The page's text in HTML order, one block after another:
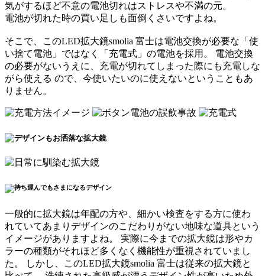
気がするほど不意の電池切れはストレスや不満の元。
電池が切れた時の買い足しも面倒くさいですよね。
そこで、このLED拡大鏡smolia 富士は電池交換が必要な「使
い捨て電池」ではなく「充電式」の電池を採用 。 電池交換
の必要がないうえに、 充電が切れてしまった際にも充電しな
がら使える ので、今使いたいのに使えないということもあ
りません。
一般的に拡大鏡は年配の方や、細かい検査をする方に使わ
れていてあまりデザインのこだわりがない地味な道具という
イメージがありますよね。 実際に今までの拡大鏡は形やカ
ラーの種類がそれほど多くなく機能性が重視されていまし
た。 しかし、このLED拡大鏡smolia 富士は従来の拡大鏡と